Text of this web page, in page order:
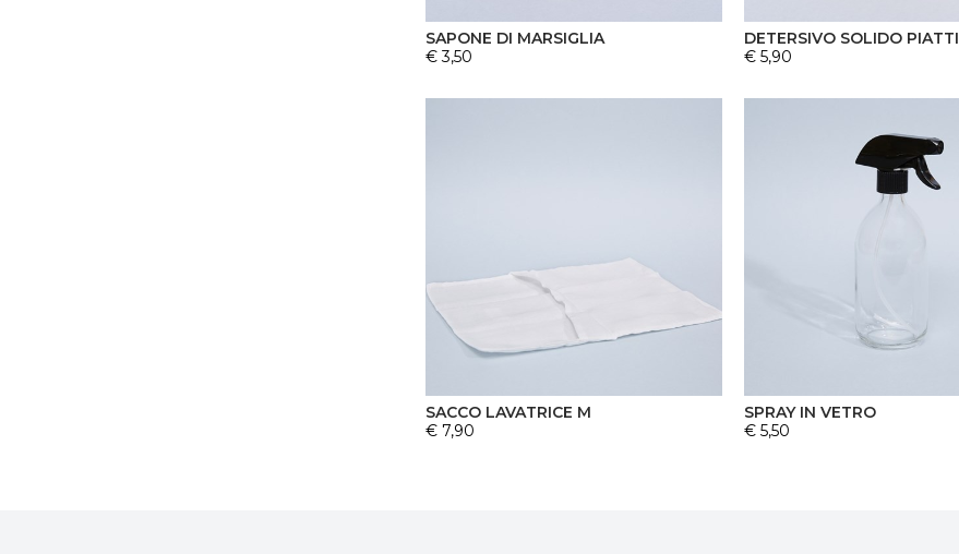
SAPONE DI MARSIGLIA
€ 3,50
DETERSIVO SOLIDO PIATTI
€ 5,90
SACCO LAVATRICE M
€ 7,90
SPRAY IN VETRO
€ 5,50